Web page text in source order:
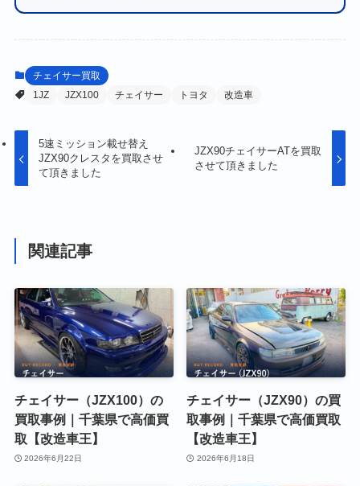
チェイサー買取
1JZ
JZX100 チェイサー トヨタ 改造車
5速ミッション載せ替え
JZX90クレスタを買取させ
て頂きました
JZX90チェイサーATを買取
させて頂きました
関連記事
チェイサー（JZX100）の
買取事例｜千葉県で高価買
取【改造車王】
2026年6月22日
チェイサー（JZX90）の買
取事例｜千葉県で高価買取
【改造車王】
2026年6月18日